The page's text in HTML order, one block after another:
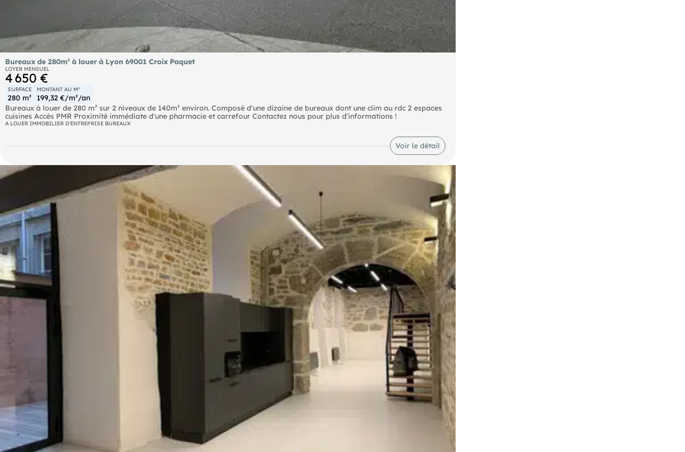
Bureaux de 280m² à louer à Lyon 69001 Croix Paquet
LOYER MENSUEL
4 650 €
SURFACE
280 m²
MONTANT AU M²
199,32 €/m²/an
Bureaux à louer de 280 m² sur 2 niveaux de 140m² environ. Composé d'une dizaine de bureaux dont une clim au rdc 2 espaces
cuisines Accès PMR Proximité immédiate d'une pharmacie et carrefour Contactez nous pour plus d'informations !
A LOUER IMMOBILIER D'ENTREPRISE BUREAUX
Voir le détail